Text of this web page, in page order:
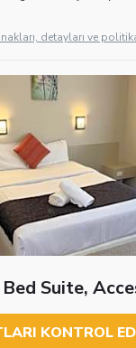
detayları ve
Bed Suite,
KONTROL